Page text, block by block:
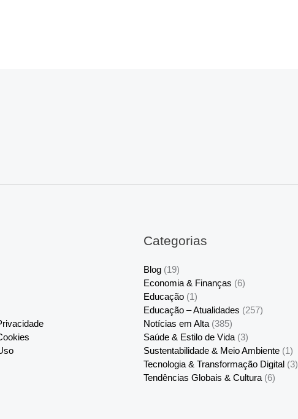
Categorias
Blog (19)
Economia & Finanças (6)
Educação (1)
Educação – Atualidades (257)
Notícias em Alta (385)
Saúde & Estilo de Vida (3)
Sustentabilidade & Meio Ambiente (1)
Tecnologia & Transformação Digital (3)
Tendências Globais & Cultura (6)